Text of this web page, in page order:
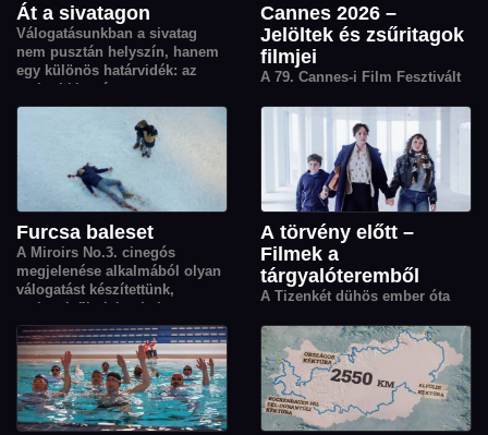
Át a sivatagon
Válogatásunkban a sivatag
nem pusztán helyszín, hanem
egy különös határvidék: az
emberi kitartás, a
szabadságvágy és az
egymásra utaltság
történeteinek elementáris erejű
szereplője.
Cannes 2026 –
Jelöltek és zsűritagok
filmjei
A 79. Cannes-i Film Fesztivált
23. között rendezik meg. Az
idéi Arany Pálmára jelölt
rendezők korábbi filmjeiből
válogattunk. A válogatásban
megtalálható még az idei zsűri
elnök, Park Chan-wook és
további zsűritagok, Demi
Moore és Stellan Skarsgård 1–
1 alkotása is.
Furcsa baleset
A Miroirs No.3. cinegós
megjelenése alkalmából olyan
válogatást készítettünk,
melynek filmjeit a baleset
motívuma kapcsolja össze:
egy váratlan esemény, amely
mindent megváltoztat.
A törvény előtt –
Filmek a
tárgyalóteremből
A Tizenkét dühös ember óta
tárgyalóterem is lehet
lebilincselő izgalmak
helyszíne. Válogatásunkban
ezúttal a tárgyalótermet
középpontba helyező filmeket
szedtük össze.